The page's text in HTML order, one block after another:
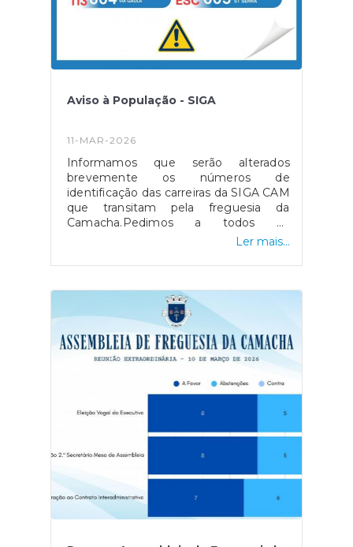
Aviso à População - SIGA
11-MAR-2026
Informamos que serão alterados
brevemente os números de
identificação das carreiras da SIGA CAM
que transitam pela freguesia da
Camacha.Pedimos a todos os
utilizadores que tenham atenção nos
conhecer as alterações!
Ler mais...